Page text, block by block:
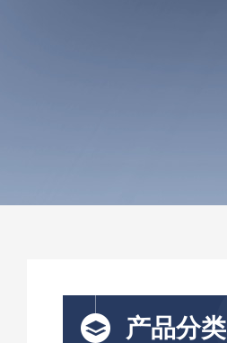
产品分类